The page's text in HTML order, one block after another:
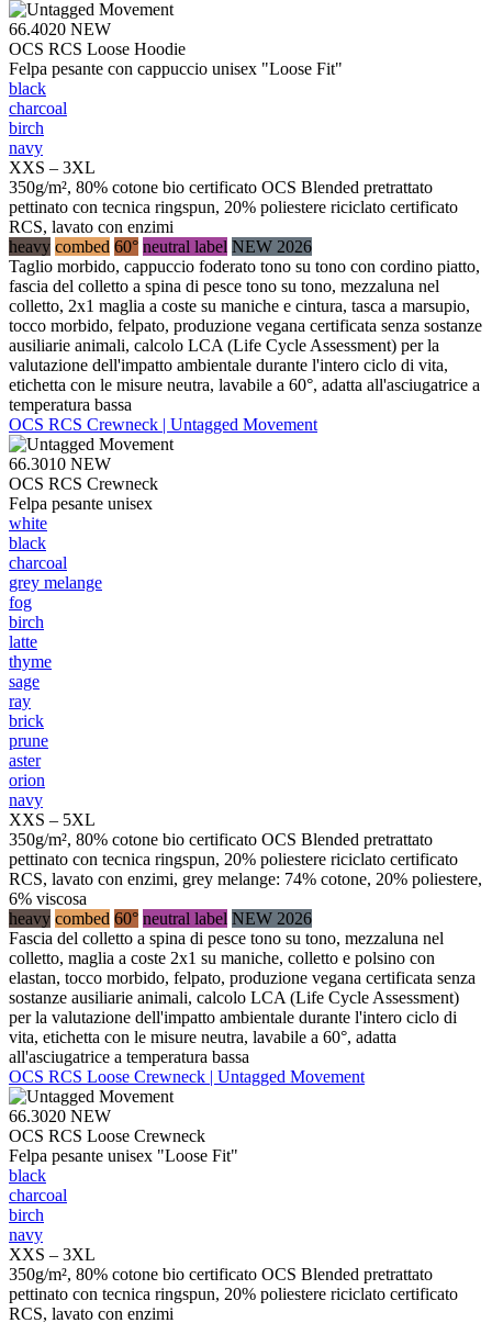
66.4020 NEW
OCS RCS Loose Hoodie
Felpa pesante con cappuccio unisex "Loose Fit"
black
charcoal
birch
navy
XXS – 3XL
350g/m², 80% cotone bio certificato OCS Blended pretrattato
pettinato con tecnica ringspun, 20% poliestere riciclato certificato
RCS, lavato con enzimi
heavy combed 60° neutral label NEW 2026
Taglio morbido, cappuccio foderato tono su tono con cordino piatto,
fascia del colletto a spina di pesce tono su tono, mezzaluna nel
colletto, 2x1 maglia a coste su maniche e cintura, tasca a marsupio,
tocco morbido, felpato, produzione vegana certificata senza sostanze
ausiliarie animali, calcolo LCA (Life Cycle Assessment) per la
valutazione dell'impatto ambientale durante l'intero ciclo di vita,
etichetta con le misure neutra, lavabile a 60°, adatta all'asciugatrice a
temperatura bassa
OCS RCS Crewneck | Untagged Movement
66.3010 NEW
OCS RCS Crewneck
Felpa pesante unisex
white
black
charcoal
grey melange
fog
birch
latte
thyme
sage
ray
brick
prune
aster
orion
navy
XXS – 5XL
350g/m², 80% cotone bio certificato OCS Blended pretrattato
pettinato con tecnica ringspun, 20% poliestere riciclato certificato
RCS, lavato con enzimi, grey melange: 74% cotone, 20% poliestere,
6% viscosa
heavy combed 60° neutral label NEW 2026
Fascia del colletto a spina di pesce tono su tono, mezzaluna nel
colletto, maglia a coste 2x1 su maniche, colletto e polsino con
elastan, tocco morbido, felpato, produzione vegana certificata senza
sostanze ausiliarie animali, calcolo LCA (Life Cycle Assessment)
per la valutazione dell'impatto ambientale durante l'intero ciclo di
vita, etichetta con le misure neutra, lavabile a 60°, adatta
all'asciugatrice a temperatura bassa
OCS RCS Loose Crewneck | Untagged Movement
66.3020 NEW
OCS RCS Loose Crewneck
Felpa pesante unisex "Loose Fit"
black
charcoal
birch
navy
XXS – 3XL
350g/m², 80% cotone bio certificato OCS Blended pretrattato
pettinato con tecnica ringspun, 20% poliestere riciclato certificato
RCS, lavato con enzimi